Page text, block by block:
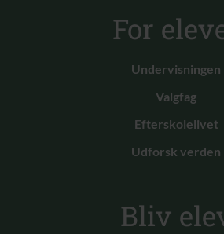
For
Undervisningen
Valgfag
Efterskolelivet
Udforsk verden
Bliv